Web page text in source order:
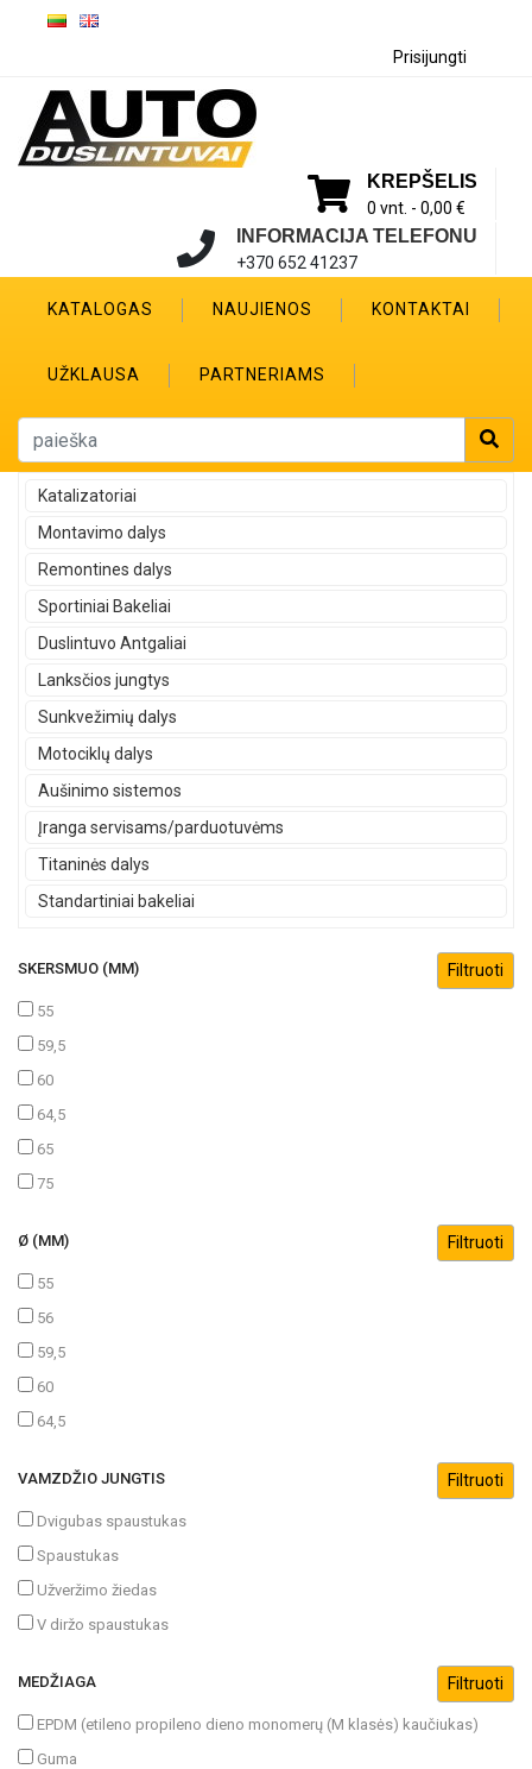
Prisijungti
KREPŠELIS
0 vnt. - 0,00 €
INFORMACIJA TELEFONU
+370 652 41237
KATALOGAS NAUJIENOS KONTAKTAI
UŽKLAUSA PARTNERIAMS
Katalizatoriai
Montavimo dalys
Remontines dalys
Sportiniai Bakeliai
Duslintuvo Antgaliai
Lanksčios jungtys
Sunkvežimių dalys
Motociklų dalys
Aušinimo sistemos
Įranga servisams/parduotuvėms
Titaninės dalys
Standartiniai bakeliai
SKERSMUO (MM)
55
59,5
60
64,5
65
75
Ø (MM)
55
56
59,5
60
64,5
VAMZDŽIO JUNGTIS
Dvigubas spaustukas
Spaustukas
Užveržimo žiedas
V diržo spaustukas
MEDŽIAGA
EPDM (etileno propileno dieno monomerų (M klasės) kaučiukas)
Guma